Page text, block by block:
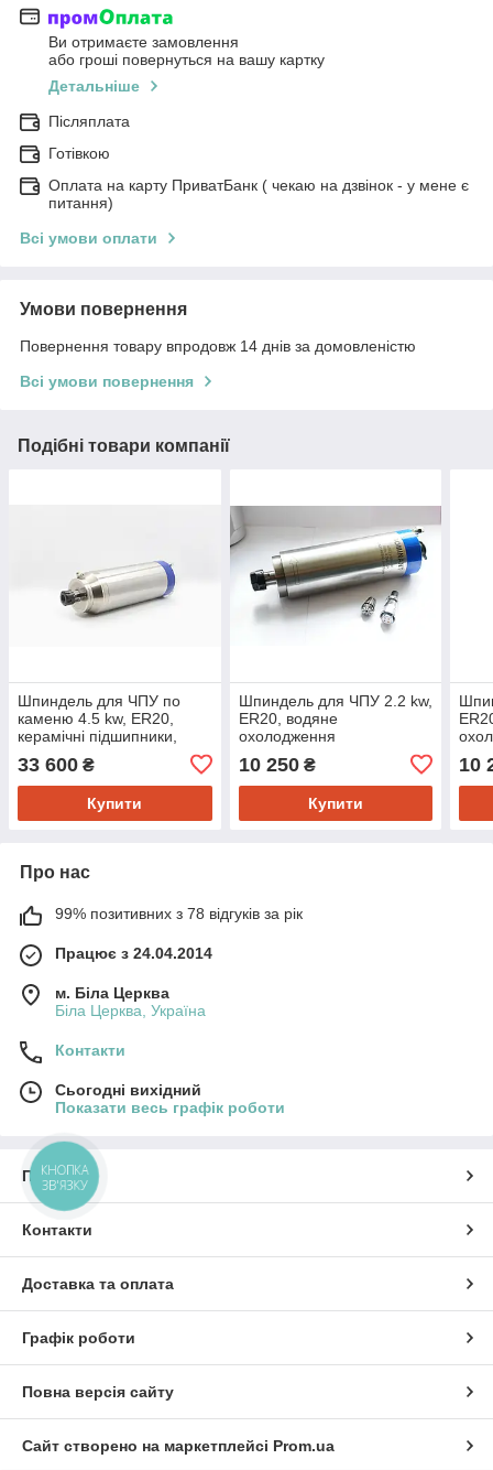
Ви отримаєте замовлення
або гроші повернуться на вашу картку
Детальніше
Післяплата
Готівкою
Оплата на карту ПриватБанк ( чекаю на дзвінок - у мене є
питання)
Всі умови оплати
Умови повернення
Повернення товару впродовж 14 днів за домовленістю
Всі умови повернення
Подібні товари компанії
Шпиндель для ЧПУ по
каменю 4.5 kw, ER20,
керамічні підшипники,
піддувом підшипників
33 600 ₴
Купити
Шпиндель для ЧПУ 2.2 kw,
ER20, водяне
охолодження
10 250₴
Купити
10
Про нас
99% позитивних з 78 відгуків за рік
Працює з 24.04.2014
м. Біла Церква
Біла Церква, Україна
Контакти
Сьогодні вихідний
Показати весь графік роботи
Про нас
Контакти
Доставка та оплата
Графік роботи
Повна версія сайту
Сайт створено на маркетплейсі Prom.ua
КНОПКА
ЗВ'ЯЗКУ